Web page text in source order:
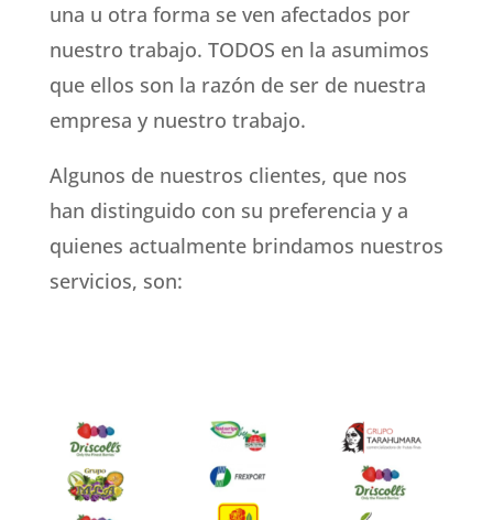
una u otra forma se ven afectados por
nuestro trabajo. TODOS en la asumimos
que ellos son la razón de ser de nuestra
empresa y nuestro trabajo.
Algunos de nuestros clientes, que nos
han distinguido con su preferencia y a
quienes actualmente brindamos nuestros
servicios, son: